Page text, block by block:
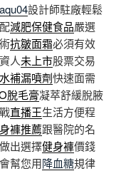
aqu04設計師駐廠輕鬆
減肥保健食品嚴選
抗皺面霜必須有效
人未上市股票交易
補漏噴劑快速面需
脫毛膏凝萃舒緩脫腋
直播王生活方便程
褲推薦跟醫院的名
出選擇健身褲價錢
幫您用降血糖規律